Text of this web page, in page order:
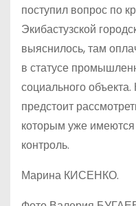
поступил вопрос по
Экибастузской
выяснилось, там
в статусе
социального
предстоит
которым уже
контроль.
Марина КИСЕНКО.